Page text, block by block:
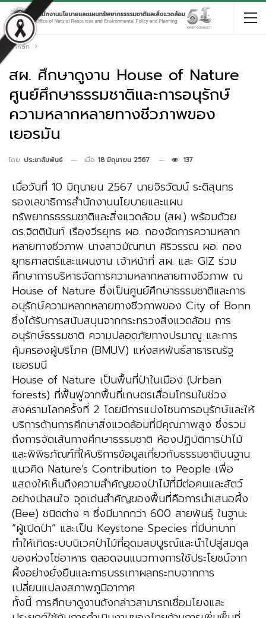
หน้าหลัก
สผ. ศึกษาดูงาน House of Nature
ศูนย์ศึกษาธรรมชาติและการอนุรักษ์
ความหลากหลายทางชีวภาพของ
เยอรมัน
โดย ประชาสัมพันธ์ เมื่อ 18 มิถุนายน 2567 137
เมื่อวันที่ 10 มิถุนายน 2567 นายจิรวัฒน์ ระติสุนทร
รองเลขาธิการสำนักงานนโยบายและแผน
ทรัพยากรธรรมชาติและสิ่งแวดล้อม (สผ.) พร้อมด้วย
ดร.จิตตินันท์ เรืองวีรยุทธ ผอ. กองจัดการความหลาก
หลายทางชีวภาพ นางสาวมัณฑนา ศิริวรรณ ผอ. กอง
ยุทธศาสตร์และแผนงาน เจ้าหน้าที่ สผ. และ GIZ ร่วม
ศึกษาการบริหารจัดการความหลากหลายทางชีวภาพ ณ
House of Nature ซึ่งเป็นศูนย์ศึกษาธรรมชาติและการ
อนุรักษ์ความหลากหลายทางชีวภาพของ City of Bonn
ซึ่งได้รับการสนับสนุนจากกระทรวงสิ่งแวดล้อม การ
อนุรักษ์ธรรมชาติ ความปลอดภัยทางปรมาณู และการ
คุ้มครองผู้บริโภค (BMUV) แห่งสหพันธ์สาธารณรัฐ
เยอรมนี
House of Nature เป็นพื้นที่ป่าในเมือง (Urban
forests) ที่ฟื้นฟูจากพื้นที่เกษตรเสื่อมโทรมในช่วง
สงครามโลกครั้งที่ 2 โดยมีการแบ่งโซนการอนุรักษ์และให้
บริการด้านการศึกษาสิ่งแวดล้อมที่มีคุณภาพสูง ซึ่งรวม
ถึงการจัดเส้นทางศึกษาธรรมชาติ ห้องปฏิบัติการป่าไม้
และพิพิธภัณฑ์ที่ให้บริการข้อมูลเกี่ยวกับธรรมชาติบนฐาน
แนวคิด Nature’s Contribution to People เพื่อ
แสดงให้เห็นถึงความสำคัญของป่าไม้ที่มีต่อคนและสัตว์
อย่างน่าสนใจ จุดเด่นสำคัญของพื้นที่คือการนำเสนอผึ้ง
(Bee) ชนิดต่าง ๆ ซึ่งมีมากกว่า 600 สายพันธุ์ ในฐานะ
“ผู้เปิดป่า” และเป็น Keystone Species ที่มีบทบาท
ทำให้เกิดระบบนิเวศป่าไม้ที่อุดมสมบูรณ์และนำไปสู่สมดุล
ของห่วงโซ่อาหาร ตลอดจนแนวทางการใช้ประโยชน์จาก
ผึ้งอย่างยั่งยืนและการบรรเทาผลกระทบจากการ
เปลี่ยนแปลงสภาพภูมิอากาศ
ทั้งนี้ การศึกษาดูงานดังกล่าวสามารถเชื่อมโยงและ